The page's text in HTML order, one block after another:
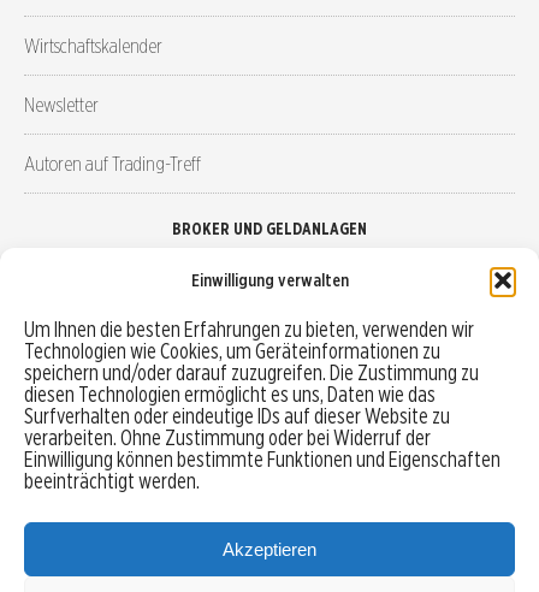
Einwilligung verwalten
Um Ihnen die besten Erfahrungen zu bieten, verwenden wir
Technologien wie Cookies, um Geräteinformationen zu
speichern und/oder darauf zuzugreifen. Die Zustimmung zu
diesen Technologien ermöglicht es uns, Daten wie das
Surfverhalten oder eindeutige IDs auf dieser Website zu
verarbeiten. Ohne Zustimmung oder bei Widerruf der
Einwilligung können bestimmte Funktionen und Eigenschaften
beeinträchtigt werden.
Akzeptieren
Wirtschaftskalender
Newsletter
Autoren auf Trading-Treff
BROKER UND GELDANLAGEN
Robo-Advisor vergleichen
Depotvergleich
Festgeld vergleichen
Tagesgeld vergleichen